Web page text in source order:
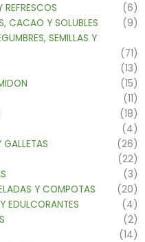
(6)
CACAO Y SOLUBLES
(9)
SEMILLAS Y
(71)
(13)
(15)
(11)
(18)
(4)
GALLETAS
(26)
(22)
(3)
Y COMPOTAS
(20)
EDULCORANTES
(4)
(2)
(14)